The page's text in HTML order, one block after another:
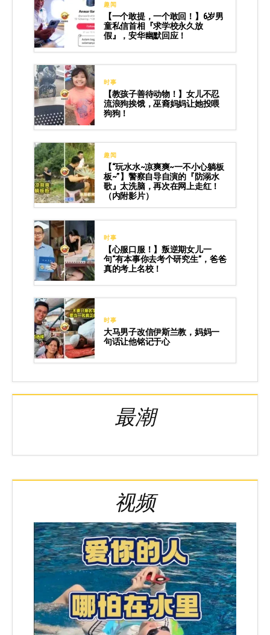
趣闻
【一个敢提，一个敢回！】6岁男
童私信首相『求学校永久放
假』，安华幽默回应！
时事
【教孩子善待动物！】女儿不忍
流浪狗挨饿，巫裔妈妈让她投喂
狗狗！
趣闻
【“玩水水~凉爽爽~一不小心躺板
板~”】警察自导自演的『防溺水
歌』太洗脑，再次在网上走红！
（内附影片）
时事
【心服口服！】叛逆期女儿一
句“有本事你去考个研究生”，爸爸
真的考上名校！
时事
大马男子改信伊斯兰教，妈妈一
句话让他铭记于心
最潮
视频